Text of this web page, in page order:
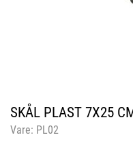
SKÅL PLAST 7X25
Vare: PL02